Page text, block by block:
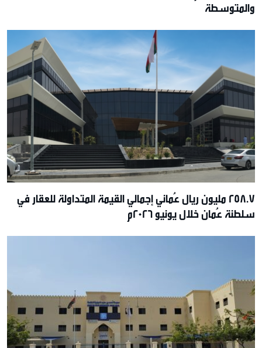
والمتوسطة
258.7 مليون ريال عُماني إجمالي القيمة المتداولة للعقار في
سلطنة عُمان خلال يونيو 2026م